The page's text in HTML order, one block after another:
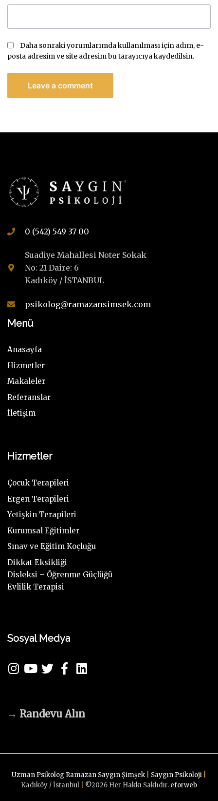
Daha sonraki yorumlarımda kullanılması için adım, e-
posta adresim ve site adresim bu tarayıcıya kaydedilsin.
0 (542) 549 37 00
Suadiye Mahallesi Noter Sokak
No: 21 Daire: 6
Kadıköy / İSTANBUL
psikolog@ramazansimsek.com
Menü
Anasayfa
Hizmetler
Makaleler
Referanslar
İletişim
Hizmetler
Çocuk Terapileri
Ergen Terapileri
Yetişkin Terapileri
Kurumsal Eğitimler
Sınav ve Eğitim Koçluğu
Dikkat Eksikliği
Disleksi – Öğrenme Güçlüğü
Evlilik Terapisi
Sosyal Medya
→ Randevu Alın
Uzman Psikolog Ramazan Saygın Şimşek Saygın Psikoloji
Kadıköy / İstanbul
©2026 Her Hakkı Saklıdır. eforweb